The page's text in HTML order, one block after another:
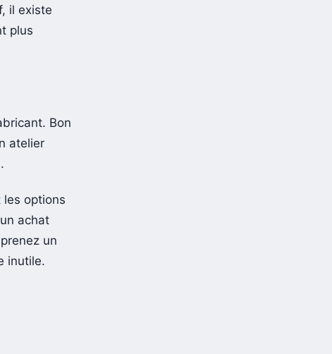
il existe
plus
Bon
atelier
options
achat
un